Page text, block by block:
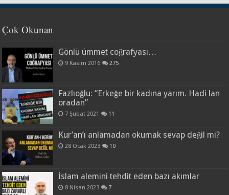
Çok Okunan
Gönlü ümmet coğrafyası…
9 Kasım 2016 275
Fazlıoğlu: “Erkeğe bir kadına yarım. Hadi lan
oradan”
7 Şubat 2021 11
Kur’an’ı anlamadan okumak sevap değil mi?
28 Ocak 2023 10
İslam alemini tehdit eden bazı akımlar
8 Nisan 2023 7